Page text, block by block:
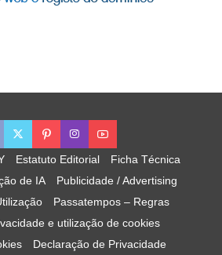
Estatuto Editorial
Ficha Técnica
de IA
Publicidade / Advertising
Passatempos – Regras
e utilização de cookies
Declaração de Privacidade